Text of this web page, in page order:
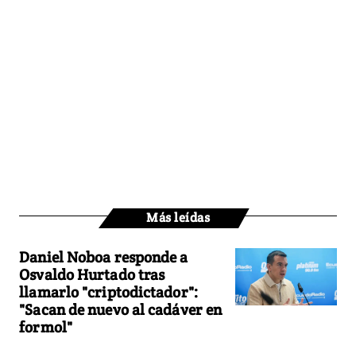
Más leídas
Daniel Noboa responde a
Osvaldo Hurtado tras
llamarlo "criptodictador":
"Sacan de nuevo al cadáver en
formol"